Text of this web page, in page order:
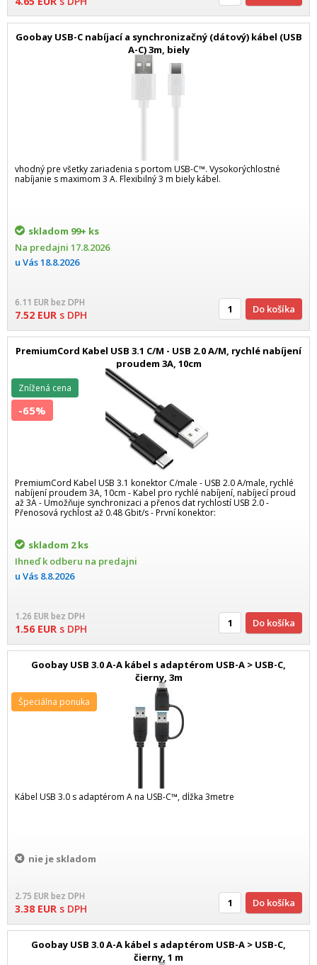
Goobay USB-C nabíjací a synchronizačný (dátový) kábel (USB
A-C) 3m, biely
vhodný pre všetky zariadenia s portom USB-C™. Vysokorýchlostné
nabíjanie s maximom 3 A. Flexibilný 3 m biely kábel.
skladom 99+ ks
Na predajni 17.8.2026
u Vás18.8.2026
6.11 EURbez DPH
7.52 EUR s DPH Do košíka
PremiumCord Kabel USB 3.1 C/M - USB 2.0 A/M, rychlé nabíjení
proudem 3A, 10cm
PremiumCord Kabel USB 3.1 konektor C/male - USB 2.0 A/male, rychlé
nabíjení proudem 3A, 10cm - Kabel pro rychlé nabíjení, nabíjecí proud
až 3A - Umožňuje synchronizaci a přenos dat rychlostí USB 2.0 -
Přenosová rychlost až 0.48 Gbit/s - První konektor:
skladom 2 ks
Ihneď k odberu na predajni
u Vás 8.8.2026
1.26 EURbez DPH
1.56 EUR s DPH
Znížená cena
-65%
Do košíka
Goobay USB 3.0 A-A kábel s adaptérom USB-A > USB-C,
čierny, 3m
Kábel USB 3.0 s adaptérom A na USB-C™, dĺžka 3metre
nie je skladom
2.75 EURbez DPH
3.38 EUR s DPH
Špeciálna ponuka
Do košíka
Goobay USB 3.0 A-A kábel s adaptérom USB-A > USB-C,
čierny, 1 m